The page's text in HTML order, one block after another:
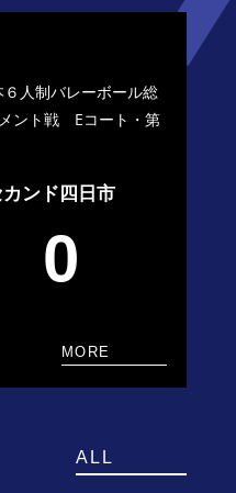
人制バレーボール総
ント戦 Eコート・第
ンド四日市
0
MORE
ALL